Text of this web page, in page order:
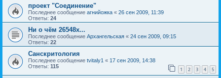
проект "Соединение"
Последнее сообщение агнийожка « 26 сен 2009, 11:39
Ответы: 24
Ни о чём 26548х...
Последнее сообщение Архангельская « 24 сен 2009, 09:15
Ответы: 22
Санскритология
Последнее сообщение tvitaly1 « 17 сен 2009, 14:38
Ответы: 115 1 2 3 4 5